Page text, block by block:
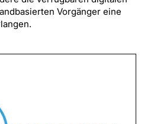
Vorgänger eine